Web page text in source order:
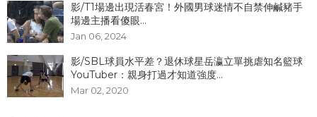
影/T1場邊出現活春宮！外國男球迷情不自禁伸鹹豬手
場邊主播看傻眼...
Jan 06, 2024
影/SBL球員水平差？退休球星岳瀛立單挑虐知名籃球
YouTuber：親身打過才知道強度...
Mar 02, 2020